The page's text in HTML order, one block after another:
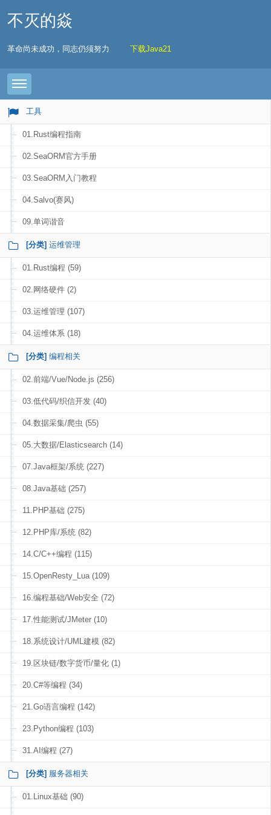
不灭的焱
革命尚未成功，同志仍须努力 下载Java21
Toggle navigation
工具
01.Rust编程指南
02.SeaORM官方手册
03.SeaORM入门教程
04.Salvo(赛风)
09.单词谐音
[分类] 运维管理
01.Rust编程 (59)
02.网络硬件 (2)
03.运维管理 (107)
04.运维体系 (18)
[分类] 编程相关
02.前端/Vue/Node.js (256)
03.低代码/织信开发 (40)
04.数据采集/爬虫 (55)
05.大数据/Elasticsearch (14)
07.Java框架/系统 (227)
08.Java基础 (257)
11.PHP基础 (275)
12.PHP库/系统 (82)
14.C/C++编程 (115)
15.OpenResty_Lua (109)
16.编程基础/Web安全 (72)
17.性能测试/JMeter (10)
18.系统设计/UML建模 (82)
19.区块链/数字货币/量化 (1)
20.C#等编程 (34)
21.Go语言编程 (142)
23.Python编程 (103)
31.AI编程 (27)
[分类] 服务器相关
01.Linux基础 (90)